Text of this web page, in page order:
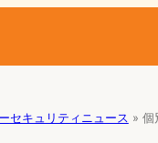
セキュリティニュース » 個